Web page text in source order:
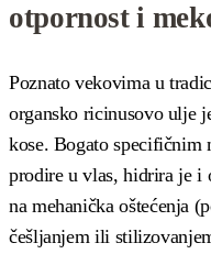
otpornost i
Poznato vekovima u
organsko ricinusovo ulje
kose. Bogato specifičnim
prodire u vlas, hidrira je i
na mehanička oštećenja
češljanjem ili